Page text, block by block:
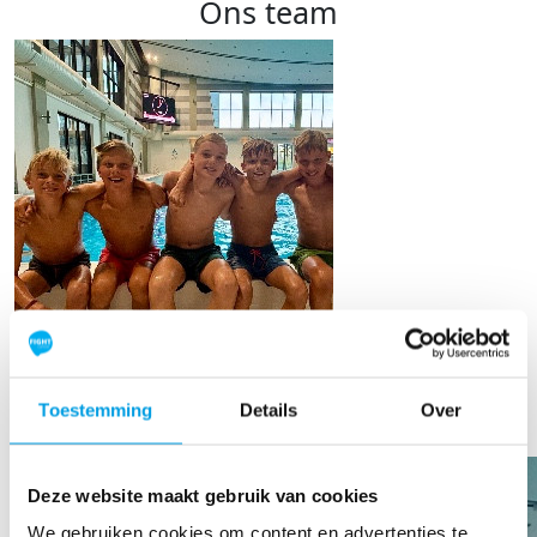
Toestemming Details Over
Deze website maakt gebruik van cookies
We gebruiken cookies om content en advertenties te
Ons team